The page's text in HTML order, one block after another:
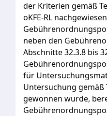
der Kriterien gemäß
oKFE-RL nachgewiesen
neben den
Abschnitte32.3.8 bis
für
Untersuchung gemäß
gewonnen wurde,